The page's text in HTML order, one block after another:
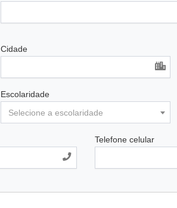
Cidade
Escolaridade
Selecione a escolaridade
Telefone celular